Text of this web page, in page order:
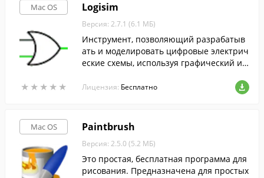
Mac OS
★ ★ ★ ★ ★
★ ★ ★ ★ ★
Logisim
Версия: 2.7.1 (6.1 МБ)
Инструмент, позволяющий разрабатыв
ать и моделировать цифровые электрич
еские схемы, используя графический ин
Лицензия: Бесплатно
Mac OS Paintbrush
Версия: 2.5.0 (5.2 МБ)
Это простая, бесплатная программа для
рисования. Предназначена для простых